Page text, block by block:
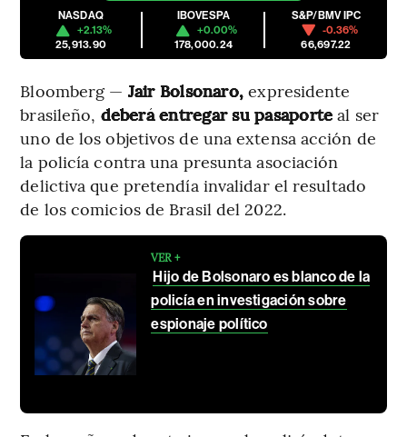
NASDAQ
+2.13%
25,913.90
IBOVESPA
+0.00%
178,000.24
S&P/BMV IPC
-0.36%
66,697.22
Bloomberg — Jair Bolsonaro, expresidente
brasileño, deberá entregar su pasaporte al ser
uno de los objetivos de una extensa acción de
la policía contra una presunta asociación
delictiva que pretendía invalidar el resultado
de los comicios de Brasil del 2022.
VER +
Hijo de Bolsonaro es blanco de la
policía en investigación sobre
espionaje político